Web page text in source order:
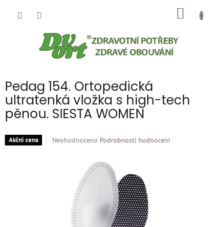
Pedag 154. Ortopedická
ultratenká vložka s high-tech
pěnou. SIESTA WOMEN
Akčni cena
Průměrné
hvězdiček.
Neohodnoceno Podrobnosti hodnocení